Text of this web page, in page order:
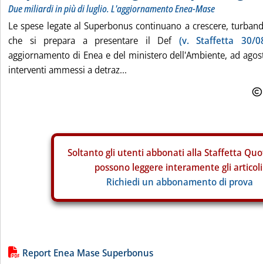
Due miliardi in più di luglio. L'aggiornamento Enea-Mase
Le spese legate al Superbonus continuano a crescere,
che si prepara a presentare il Def (v. Staffetta 30/
aggiornamento di Enea e del ministero dell'Ambiente, ad
interventi ammessi a detraz...
Soltanto gli utenti abbonati alla Staffetta
possono leggere interamente gli
Richiedi un abbonamento di prova
Lista allegati PDF alla notizia
Report Enea Mase Superbonus